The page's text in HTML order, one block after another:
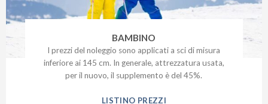
BAMBINO
I prezzi del noleggio sono applicati a sci di misura
inferiore ai 145 cm. In generale, attrezzatura usata,
per il nuovo, il supplemento è del 45%.
LISTINO PREZZI